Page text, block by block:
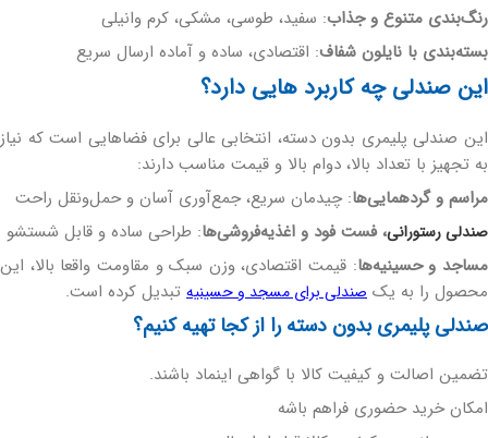
رنگ‌بندی متنوع و جذاب: سفید، طوسی، مشکی، کرم وانیلی
بسته‌بندی با نایلون شفاف: اقتصادی، ساده و آماده ارسال سریع
این صندلی چه کاربرد هایی دارد؟
این صندلی پلیمری بدون دسته، انتخابی عالی برای فضاهایی است که نیاز
به تجهیز با تعداد بالا، دوام بالا و قیمت مناسب دارند:
مراسم و گردهمایی‌ها: چیدمان سریع، جمع‌آوری آسان و حمل‌ونقل راحت
صندلی رستورانی، فست فود و اغذیه‌فروشی‌ها: طراحی ساده و قابل شستشو
مساجد و حسینیه‌ها: قیمت اقتصادی، وزن سبک و مقاومت واقعا بالا، این
محصول را به یک صندلی برای مسجد و حسینیه تبدیل کرده است.
صندلی پلیمری بدون دسته را از کجا تهیه کنیم؟
تضمین اصالت و کیفیت کالا با گواهی اینماد باشند.
امکان خرید حضوری فراهم باشه